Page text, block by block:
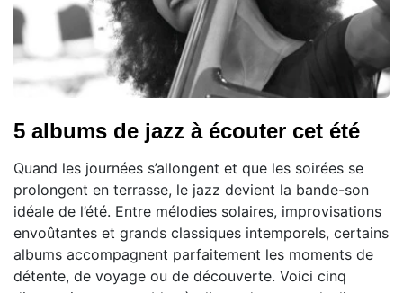
5 albums de jazz à écouter cet été
Quand les journées s’allongent et que les soirées se
prolongent en terrasse, le jazz devient la bande-son
idéale de l’été. Entre mélodies solaires, improvisations
envoûtantes et grands classiques intemporels, certains
albums accompagnent parfaitement les moments de
détente, de voyage ou de découverte. Voici cinq